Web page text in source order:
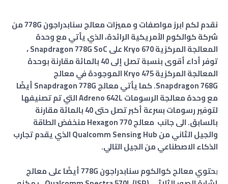
نقدم لكم ابرز مواصفات و مميزات معالج سنابدراجون 778G من
شركة كوالكوم الأمريكية الرائدة، الذي يأتي مع وحدة
المعالجة المركزية Kryo 670 على Snapdragon 778G SoC ،
توفر أداء أقوى بنسبة تصل إلى 40 بالمائة مقارنة بوحدة
المعالجة المركزية Kryo 475 الموجودة في معالج
Snapdragon 768G. كما يأتي معالج Snapdragon 778G أيضًا
مع وحدة معالجة الرسومات Adreno 642L التي تم تصنيفها
لتوفير رسومات بسرعة أكبر تصل حتى 40 بالمائة مقارنة
بالسابق. الى جانب معالج Hexagon 770 منخفض الطاقة
والجيل الثاني من Qualcomm Sensing Hub الذي يقدم تجارب
الذكاء الاصطناعي من الجيل التالي.
ي
حتوي معالج كوالكوم سنابدراجون 778G أيضًا على معالج